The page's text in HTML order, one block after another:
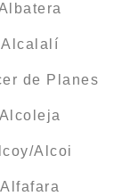
de Planes
Alcoi